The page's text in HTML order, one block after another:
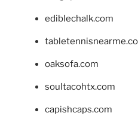
ediblechalk.com
oaksofa.com
soultacohtx.com
capishcaps.com